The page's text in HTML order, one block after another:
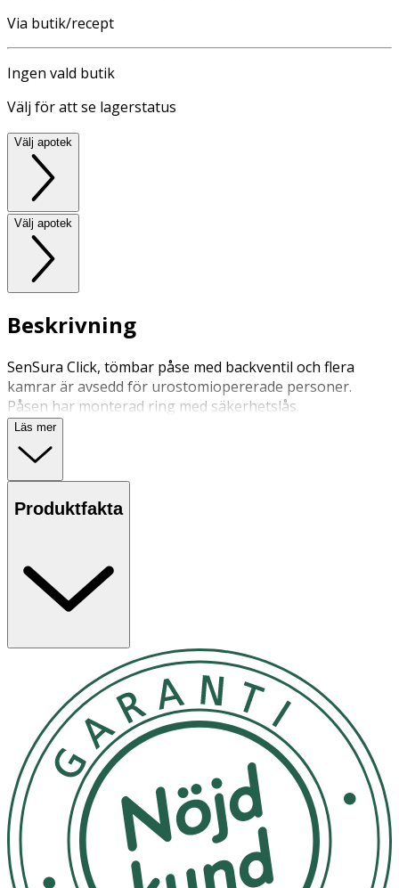
Via butik/recept
Ingen vald butik
Välj för att se lagerstatus
Välj apotek
Välj apotek
Beskrivning
SenSura Click, tömbar påse med backventil och flera
kamrar är avsedd för urostomiopererade personer.
Påsen har monterad ring med säkerhetslås.
Läs mer
Produktfakta